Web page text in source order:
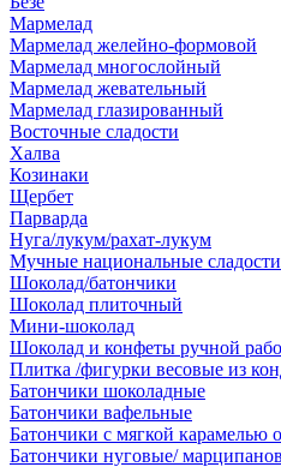
Мармелад
Мармелад желейно-формовой
Мармелад многослойный
Мармелад жевательный
Мармелад глазированный
Восточные сладости
Халва
Козинаки
Щербет
Парварда
Нуга/лукум/рахат-лукум
Мучные национальные сладости
Шоколад/батончики
Шоколад плиточный
Мини-шоколад
Шоколад и конфеты ручной
Плитка /фигурки весовые из
Батончики шоколадные
Батончики вафельные
Батончики с мягкой карамелью
Батончики нуговые/